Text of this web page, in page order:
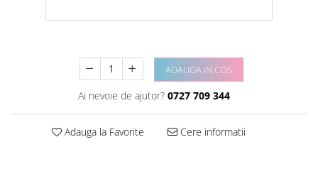
ADAUGA IN COS
Ai nevoie de ajutor? 0727 709 344
Adauga la Favorite Cere informatii